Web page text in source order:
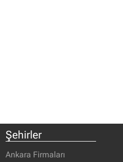
Şehirler
Ankara Firmaları